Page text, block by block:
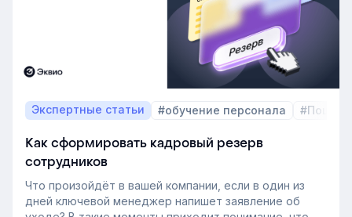
Экспертные статьи #обучение персонала
Как сформировать кадровый резерв
сотрудников
Что произойдёт в вашей компании, если в один из
дней ключевой менеджер напишет заявление об